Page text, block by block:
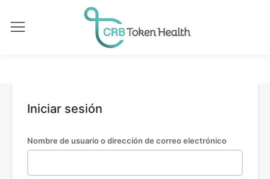
Iniciar sesión
Nombre de usuario o dirección de correo electrónico